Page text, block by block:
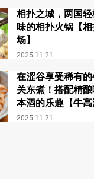
2025.11.21
相扑之城，两国
味的相扑火锅【
场】
2025.11.21
在涩谷享受稀有
关东煮！搭配精
本酒的乐趣【牛高
酒馆 COZAKURA】